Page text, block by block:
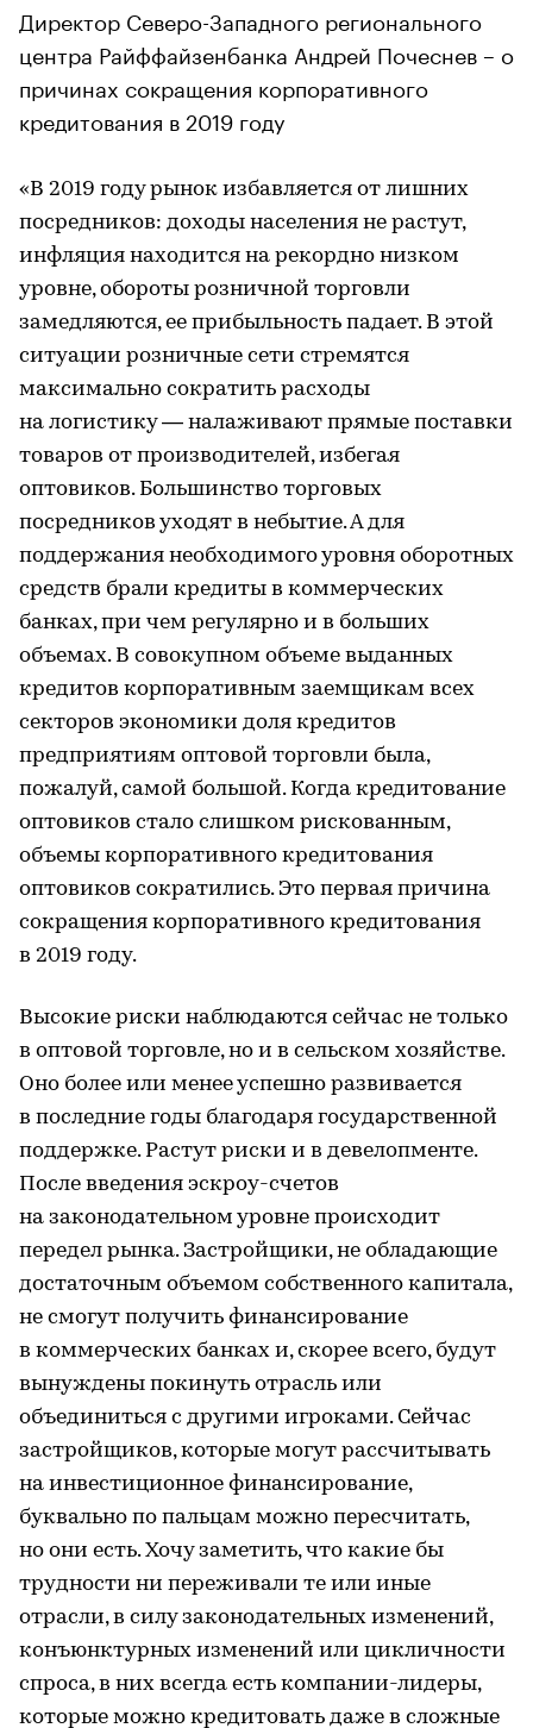
Директор Северо-Западного регионального
центра Райффайзенбанка Андрей Почеснев – о
причинах сокращения корпоративного
кредитования в 2019 году
«В 2019 году рынок избавляется от лишних
посредников: доходы населения не растут,
инфляция находится на рекордно низком
уровне, обороты розничной торговли
замедляются, ее прибыльность падает. В этой
ситуации розничные сети стремятся
максимально сократить расходы
на логистику — налаживают прямые поставки
товаров от производителей, избегая
оптовиков. Большинство торговых
посредников уходят в небытие. А для
поддержания необходимого уровня оборотных
средств брали кредиты в коммерческих
банках, при чем регулярно и в больших
объемах. В совокупном объеме выданных
кредитов корпоративным заемщикам всех
секторов экономики доля кредитов
предприятиям оптовой торговли была,
пожалуй, самой большой. Когда кредитование
оптовиков стало слишком рискованным,
объемы корпоративного кредитования
оптовиков сократились. Это первая причина
сокращения корпоративного кредитования
в 2019 году.
Высокие риски наблюдаются сейчас не только
в оптовой торговле, но и в сельском хозяйстве.
Оно более или менее успешно развивается
в последние годы благодаря государственной
поддержке. Растут риски и в девелопменте.
После введения эскроу-счетов
на законодательном уровне происходит
передел рынка. Застройщики, не обладающие
достаточным объемом собственного капитала,
не смогут получить финансирование
в коммерческих банках и, скорее всего, будут
вынуждены покинуть отрасль или
объединиться с другими игроками. Сейчас
застройщиков, которые могут рассчитывать
на инвестиционное финансирование,
буквально по пальцам можно пересчитать,
но они есть. Хочу заметить, что какие бы
трудности ни переживали те или иные
отрасли, в силу законодательных изменений,
конъюнктурных изменений или цикличности
спроса, в них всегда есть компании-лидеры,
которые можно кредитовать даже в сложные